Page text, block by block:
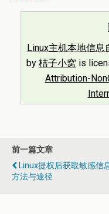
Linux主机本地信息
by 桔子小窝 is
Attribution-
前一篇文章
Linux提权后获取敏感信
方法与途径